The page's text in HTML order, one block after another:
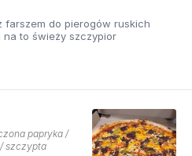
farszem do pierogów ruskich
oraz białą kiełbasą i boczkiem na to świeży szczypior
papryka /
szczypta